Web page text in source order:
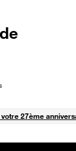
0 mois puis 49,99 €
mois 27ème